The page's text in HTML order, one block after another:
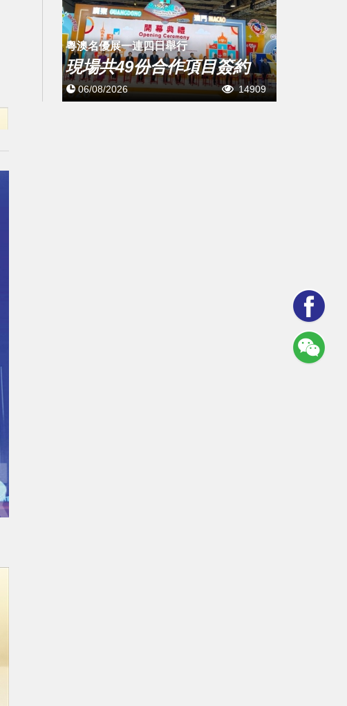
粵澳名優展一連四日舉行
現場共49份合作項目簽約
06/08/2026 14909